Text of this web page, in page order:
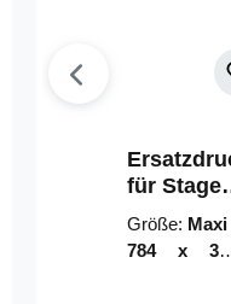
für Stage
Riser
Größe: Maxi
784 x